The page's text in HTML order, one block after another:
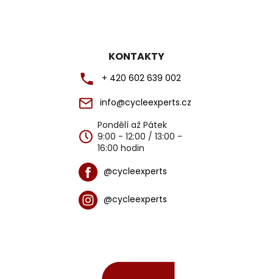
KONTAKTY
+ 420 602 639 002
info@cycleexperts.cz
Pondělí až Pátek
9:00 - 12:00 / 13:00 -
16:00 hodin
@cycleexperts
@cycleexperts